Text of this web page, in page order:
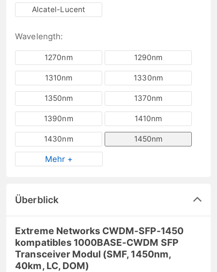
Alcatel-Lucent
Wavelength:
1270nm 1290nm
1310nm 1330nm
1350nm 1370nm
1390nm 1410nm
1430nm 1450nm
Mehr +
Überblick
Extreme Networks CWDM-SFP-1450
kompatibles 1000BASE-CWDM SFP
Transceiver Modul (SMF, 1450nm,
40km, LC, DOM)